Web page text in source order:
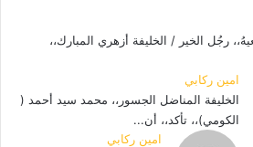
رجُل الخير / الخليفة أزهري المبارك،،
امين ركابي
الخليفة المناضل الجسور،، محمد سيد أحمد (
الكومي)،، تأكد،، أن...
امين ركابي